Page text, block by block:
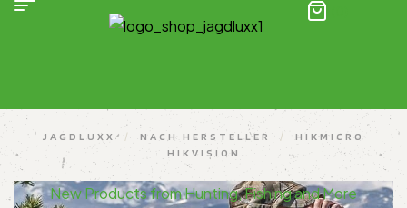
JAGDLUXX / NACH HERSTELLER /
HIKMICRO
HIKVISION
New Products from Hunting, Fishing and More